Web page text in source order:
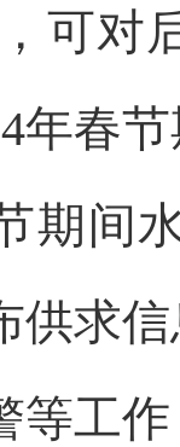
可对
年春
间水
供求
等工